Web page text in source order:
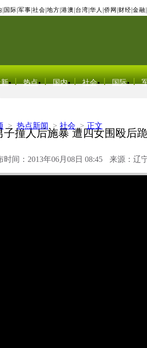
国际 军事 社会 地方 港澳 台湾 华人 侨网 财经 金融
热点 国内 社会 国际
> 热点新闻 > 社会 > 正文
子撞人后施暴 遭四女围殴后
时间：2013年06月08日 08:45 来源：辽